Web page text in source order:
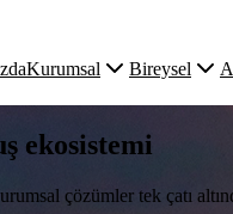
Kurumsal Bireysel
ekosistemi
çözümler tek çatı